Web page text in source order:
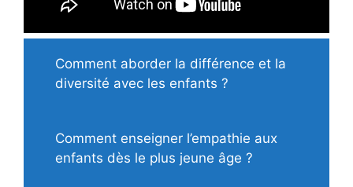
Comment aborder la différence et la
diversité avec les enfants ?
Comment enseigner l’empathie aux
enfants dès le plus jeune âge ?